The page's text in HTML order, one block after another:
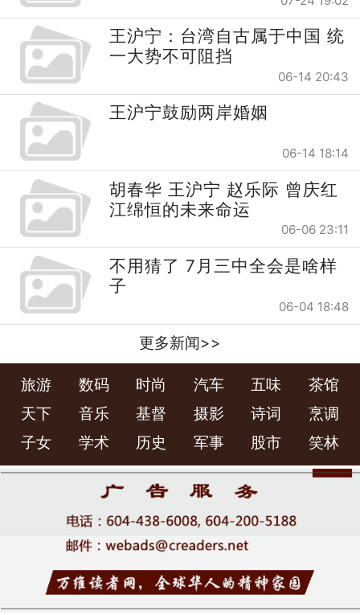
王沪宁：台湾自古属于中国 统
一大势不可阻挡
06-14 20:43
王沪宁鼓励两岸婚姻
06-14 18:14
胡春华 王沪宁 赵乐际 曾庆红
江绵恒的未来命运
06-06 23:11
不用猜了 7月三中全会是啥样
子
06-04 18:48
更多新闻>>
旅游 数码 时尚 汽车 五味
茶馆
天下
音乐 基督 摄影 诗词
烹调
子女
学术 历史 军事 股市 笑林